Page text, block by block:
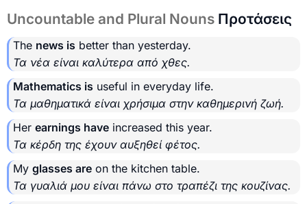
Uncountable and Plural Nouns Προτάσεις
The news is better than yesterday.
Τα νέα είναι καλύτερα από χθες.
Mathematics is useful in everyday life.
Τα μαθηματικά είναι χρήσιμα στην καθημερινή ζωή.
Her earnings have increased this year.
Τα κέρδη της έχουν αυξηθεί φέτος.
My glasses are on the kitchen table.
Τα γυαλιά μου είναι πάνω στο τραπέζι της κουζίνας.